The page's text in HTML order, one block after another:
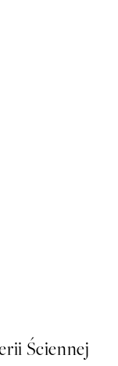
Ściennej